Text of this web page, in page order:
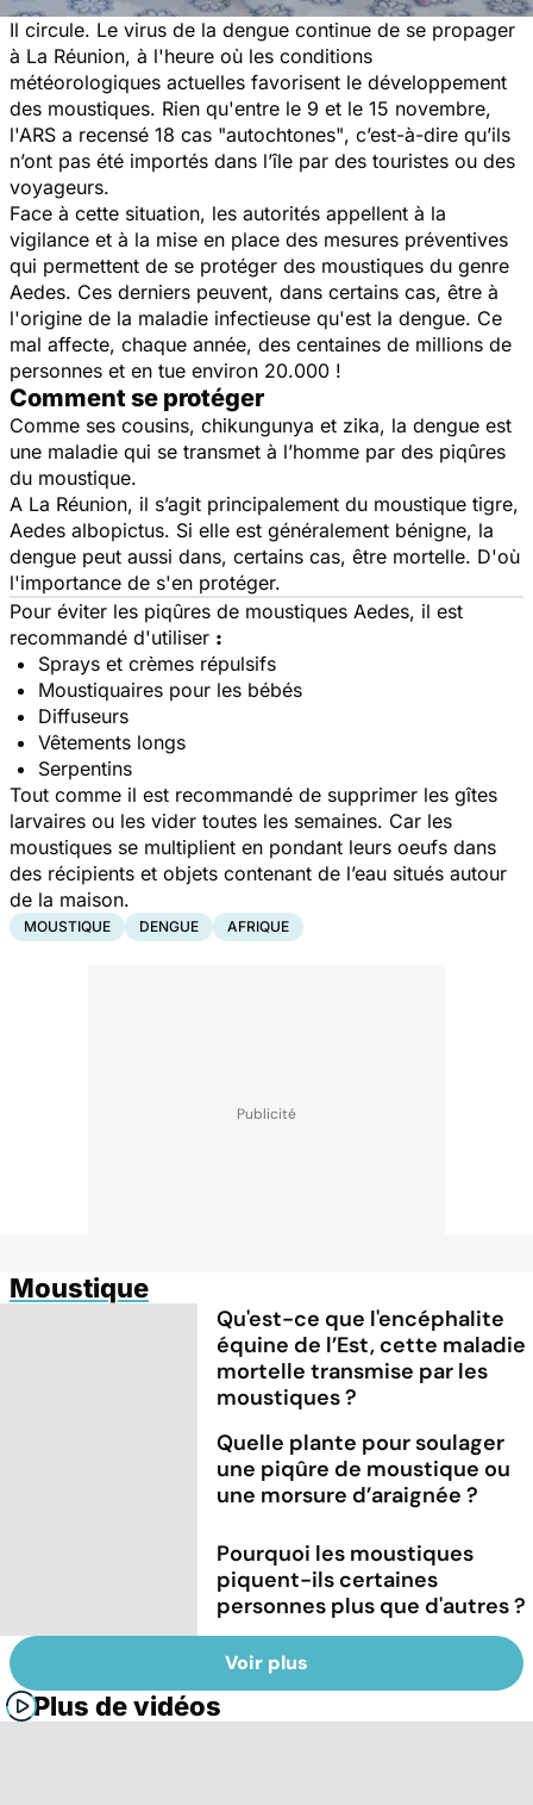
Il circule. Le virus de la dengue continue de se propager
à La Réunion, à l'heure où les conditions
météorologiques actuelles favorisent le développement
des moustiques. Rien qu'entre le 9 et le 15 novembre,
l'ARS a recensé 18 cas "autochtones", c’est-à-dire qu’ils
n’ont pas été importés dans l’île par des touristes ou des
voyageurs.
Face à cette situation, les autorités appellent à la
vigilance et à la mise en place des mesures préventives
qui permettent de se protéger des moustiques du genre
Aedes. Ces derniers peuvent, dans certains cas, être à
l'origine de la maladie infectieuse qu'est la dengue. Ce
mal affecte, chaque année, des centaines de millions de
personnes et en tue environ 20.000 !
Comment se protéger
Comme ses cousins, chikungunya et zika, la dengue est
une maladie qui se transmet à l’homme par des piqûres
du moustique.
A La Réunion, il s’agit principalement du moustique tigre,
Aedes albopictus. Si elle est généralement bénigne, la
dengue peut aussi dans, certains cas, être mortelle. D'où
l'importance de s'en protéger.
Pour éviter les piqûres de moustiques Aedes, il est
recommandé d'utiliser :
Sprays et crèmes répulsifs
Moustiquaires pour les bébés
Diffuseurs
Vêtements longs
Serpentins
Tout comme il est recommandé de supprimer les gîtes
larvaires ou les vider toutes les semaines. Car les
moustiques se multiplient en pondant leurs oeufs dans
des récipients et objets contenant de l’eau situés autour
de la maison.
MOUSTIQUE DENGUE AFRIQUE
Moustique
Qu'est-ce que l'encéphalite
équine de l’Est, cette maladie
mortelle transmise par les
moustiques ?
Quelle plante pour soulager
une piqûre de moustique ou
une morsure d’araignée ?
Pourquoi les moustiques
piquent-ils certaines
personnes plus que d'autres ?
Voir plus
Plus de vidéos